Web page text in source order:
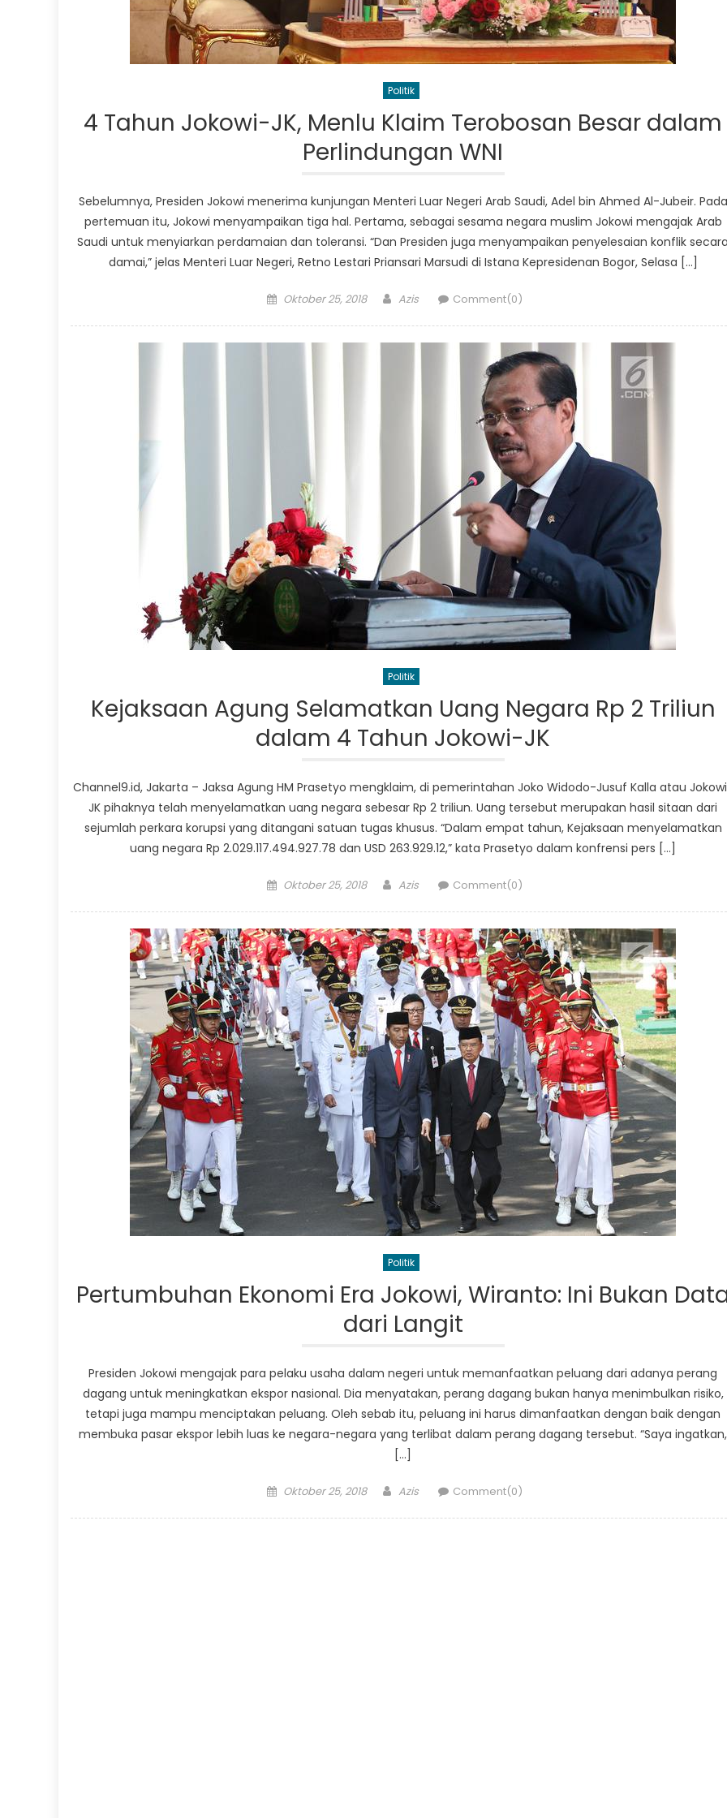
Politik
4 Tahun Jokowi-JK, Menlu Klaim Terobosan Besar dalam
Perlindungan WNI
Sebelumnya, Presiden Jokowi menerima kunjungan Menteri Luar Negeri Arab Saudi, Adel bin Ahmed Al-Jubeir. Pada
pertemuan itu, Jokowi menyampaikan tiga hal. Pertama, sebagai sesama negara muslim Jokowi mengajak Arab
Saudi untuk menyiarkan perdamaian dan toleransi. “Dan Presiden juga menyampaikan penyelesaian konflik
damai,” jelas Menteri Luar Negeri, Retno Lestari Priansari Marsudi di Istana Kepresidenan Bogor, Selasa […]
Posted
Oktober 25, 2018 Author
Azis Comment(0)
Politik
Kejaksaan Agung Selamatkan Uang Negara Rp 2 Triliun
dalam 4 Tahun Jokowi-JK
Channel9.id, Jakarta – Jaksa Agung HM Prasetyo mengklaim, di pemerintahan Joko Widodo-Jusuf Kalla atau
JK pihaknya telah menyelamatkan uang negara sebesar Rp 2 triliun. Uang tersebut merupakan hasil sitaan dari
sejumlah perkara korupsi yang ditangani satuan tugas khusus. “Dalam empat tahun, Kejaksaan menyelamatkan
uang negara Rp 2.029.117.494.927.78 dan USD 263.929.12,” kata Prasetyo dalam konfrensi pers […]
Posted
Oktober 25, 2018 Author
Azis Comment(0)
Politik
Pertumbuhan Ekonomi Era Jokowi, Wiranto: Ini Bukan
dari Langit
Presiden Jokowi mengajak para pelaku usaha dalam negeri untuk memanfaatkan peluang dari adanya perang
dagang untuk meningkatkan ekspor nasional. Dia menyatakan, perang dagang bukan hanya menimbulkan risiko,
tetapi juga mampu menciptakan peluang. Oleh sebab itu, peluang ini harus dimanfaatkan dengan baik dengan
membuka pasar ekspor lebih luas ke negara-negara yang terlibat dalam perang dagang tersebut. “Saya ingatkan,
[…]
Posted
Oktober 25, 2018 Author
Azis Comment(0)